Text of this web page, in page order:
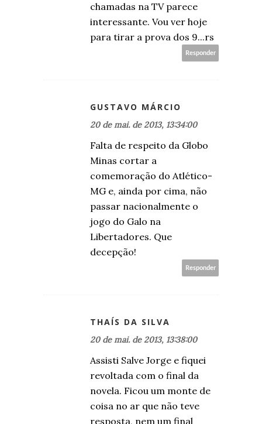
chamadas na TV parece
interessante. Vou ver hoje
para tirar a prova dos 9...rs
Responder
GUSTAVO MÁRCIO
20 de mai. de 2013, 13:34:00
Falta de respeito da Globo
Minas cortar a
comemoração do Atlético-
MG e, ainda por cima, não
passar nacionalmente o
jogo do Galo na
Libertadores. Que
decepção!
Responder
THAÍS DA SILVA
20 de mai. de 2013, 13:38:00
Assisti Salve Jorge e fiquei
revoltada com o final da
novela. Ficou um monte de
coisa no ar que não teve
resposta, nem um final